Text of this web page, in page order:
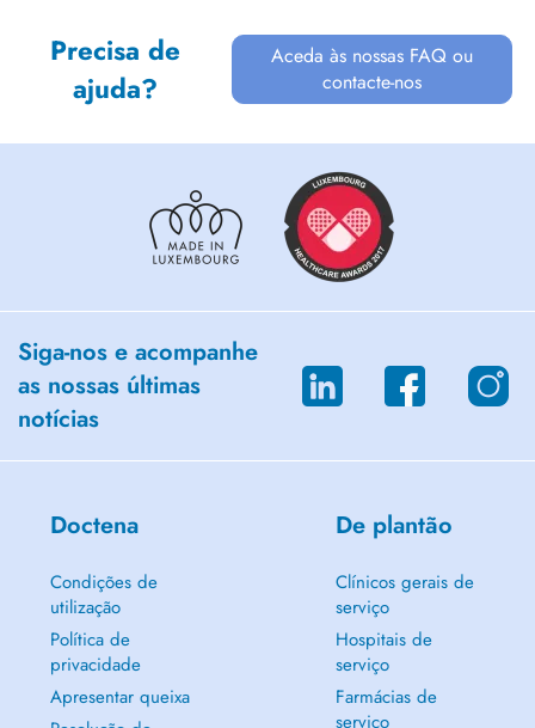
Precisa de
ajuda?
Aceda às nossas FAQ ou
contacte-nos
Siga-nos e acompanhe
as nossas últimas
notícias
Doctena
Condições de
utilização
Política de
privacidade
Apresentar queixa
De plantão
Clínicos gerais de
serviço
Hospitais de
serviço
Farmácias de
serviço